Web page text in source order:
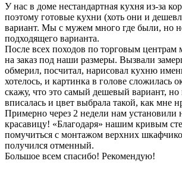
У нас в доме нестандартная кухня из-за
поэтому готовые кухни (хоть они и
вариант. Мы с мужем много где были, но
подходящего варианта.
После всех походов по торговым центрам
на заказ под наши размеры. Вызвали
обмерил, посчитал, нарисовал кухню
хотелось, и картинка в голове сложилась
скажу, что это самый дешевый вариант, но
вписалась и цвет выбрала такой, как мне
Примерно через 2 недели нам
красавицу! «Благодаря» нашим кривым
помучиться с монтажом верхних
получился отменный.
Большое всем спасибо! Рекомендую!